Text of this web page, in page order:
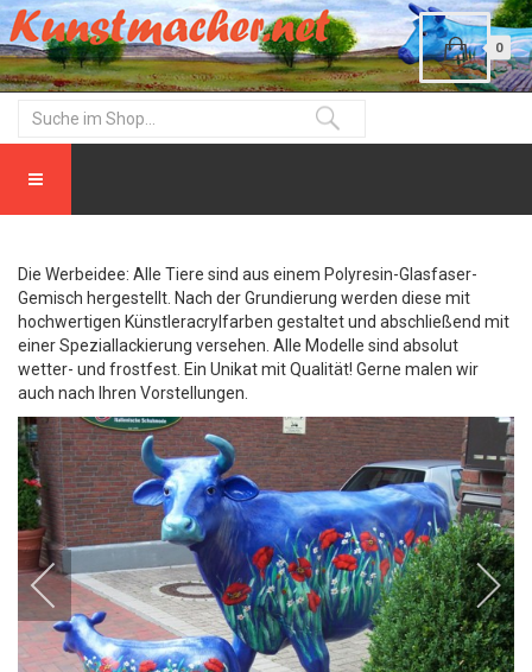
0
Die Werbeidee: Alle Tiere sind aus einem Polyresin-Glasfaser-
Gemisch hergestellt. Nach der Grundierung werden diese mit
hochwertigen Künstleracrylfarben gestaltet und abschließend mit
einer Speziallackierung versehen. Alle Modelle sind absolut
wetter- und frostfest. Ein Unikat mit Qualität! Gerne malen wir
auch nach Ihren Vorstellungen.